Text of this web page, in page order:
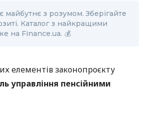
майбутнє з розумом. Зберігайте
Каталог з найкращими
на Finance.ua. 💰
елементів законопроєкту
управління пенсійними